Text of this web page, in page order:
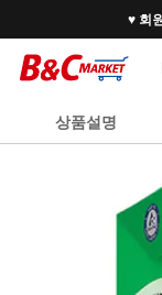
♥ 회
상품설명